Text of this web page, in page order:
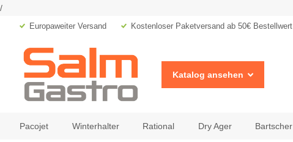
/
Europaweiter Versand Kostenloser Paketversand ab 50€ Bestellwert
Katalog ansehen
Pacojet Winterhalter Rational Dry Ager Bartscher